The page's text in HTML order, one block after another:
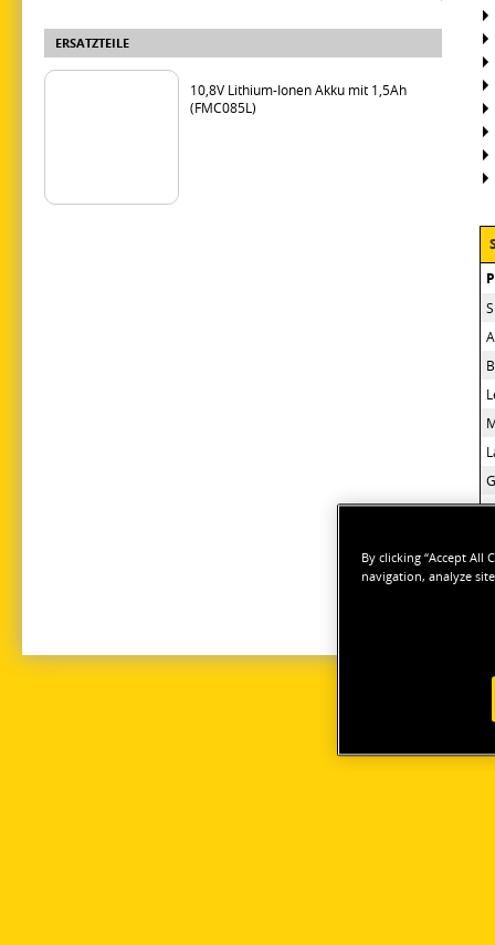
ERSATZTEILE
10,8V Lithium-Ionen Akku mit 1,5Ah
(FMC085L)
By clicking “Accept All
navigation, analyze